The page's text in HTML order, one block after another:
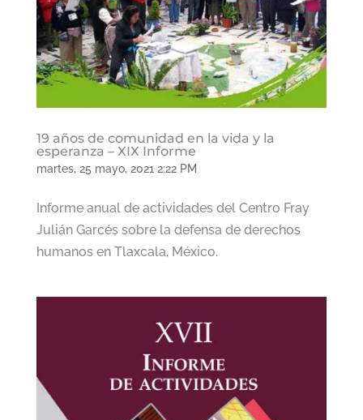
19 años de comunidad en la vida y la
esperanza – XIX Informe
martes, 25 mayo, 2021 2:22 PM
Informe anual de actividades del Centro Fray
Julián Garcés sobre la defensa de derechos
humanos en Tlaxcala, México.